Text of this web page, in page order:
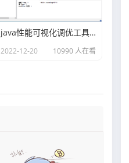
java性能可视化调优工具VisualVM
2022-12-20 10990 人在看